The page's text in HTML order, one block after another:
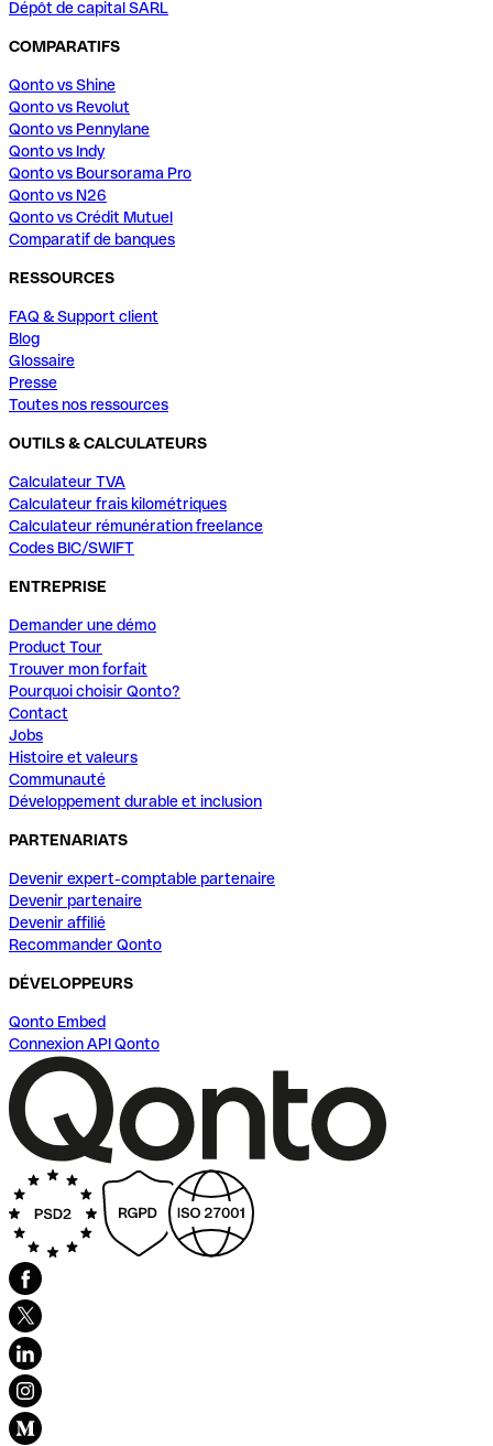
Dépôt de capital SARL
COMPARATIFS
Qonto vs Shine
Qonto vs Revolut
Qonto vs Pennylane
Qonto vs Indy
Qonto vs Boursorama Pro
Qonto vs N26
Qonto vs Crédit Mutuel
Comparatif de banques
RESSOURCES
FAQ & Support client
Blog
Glossaire
Presse
Toutes nos ressources
OUTILS & CALCULATEURS
Calculateur TVA
Calculateur frais kilométriques
Calculateur rémunération freelance
Codes BIC/SWIFT
ENTREPRISE
Demander une démo
Product Tour
Trouver mon forfait
Pourquoi choisir Qonto?
Contact
Jobs
Histoire et valeurs
Communauté
Développement durable et inclusion
PARTENARIATS
Devenir expert-comptable partenaire
Devenir partenaire
Devenir affilié
Recommander Qonto
DÉVELOPPEURS
Qonto Embed
Connexion API Qonto